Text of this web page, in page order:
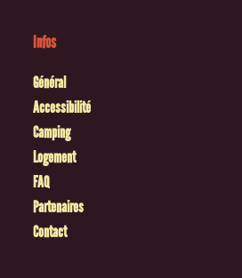
Infos
Général
Accessibilité
Camping
Logement
FAQ
Partenaires
Contact